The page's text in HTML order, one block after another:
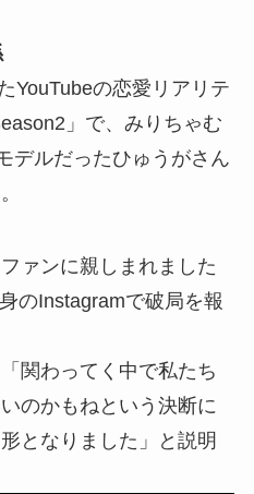
YouTubeの恋愛リアリテ
」で、みりちゃむ
デルだったひゅうがさん
ァンに親しまれました
のInstagramで破局を報
関わってく中で私たち
のかもねという決断に
となりました」と説明